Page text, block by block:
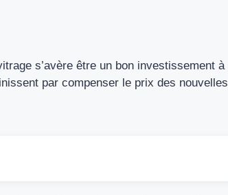
s’avère être un bon investissement à
par compenser le prix des nouvelles